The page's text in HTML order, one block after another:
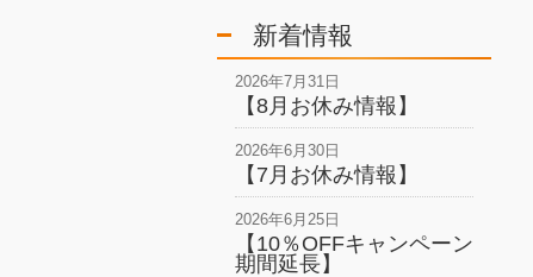
新着情報
2026年7月31日
【8月お休み情報】
2026年6月30日
【7月お休み情報】
2026年6月25日
【10％OFFキャンペーン
期間延長】